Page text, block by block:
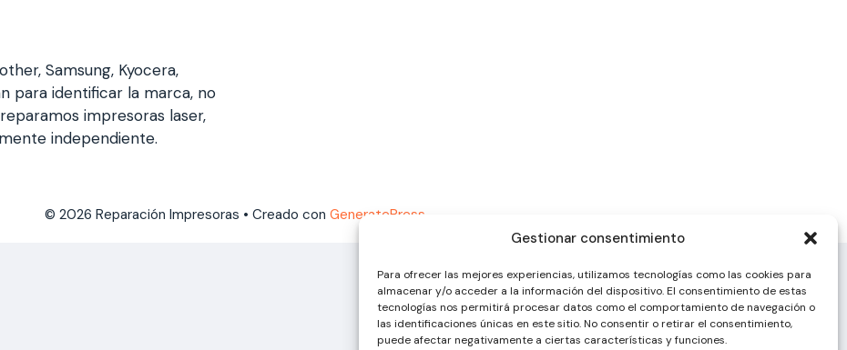
Gestionar consentimiento
Para ofrecer las mejores experiencias, utilizamos tecnologías como las cookies para
almacenar y/o acceder a la información del dispositivo. El consentimiento de estas
tecnologías nos permitirá procesar datos como el comportamiento de navegación o
las identificaciones únicas en este sitio. No consentir o retirar el consentimiento,
puede afectar negativamente a ciertas características y funciones.
Samsung, Kyocera,
para identificar la marca, no
impresoras laser,
independiente.
© 2026 Reparación Impresoras • Creado con GeneratePress